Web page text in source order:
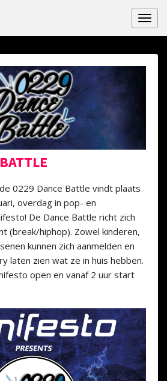
0229 Dance Battle vindt plaats
overdag in pop- en
De Dance Battle richt zich
(break/hiphop). Zowel kinderen,
kunnen zich aanmelden en
laten zien wat ze in huis hebben.
open en vanaf 2 uur start